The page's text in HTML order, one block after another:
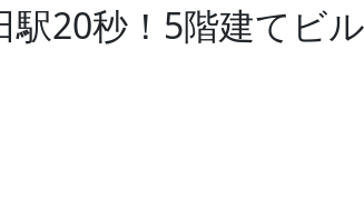
駅20秒！5階建てビ